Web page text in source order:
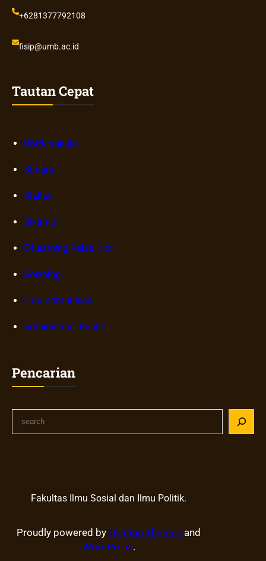
+6281377792108
fisip@umb.ac.id
Tautan Cepat
UMBengkulu
Simaru
Siakad
Sikamu
E-Learning Kelas Kito
Sosiologi
Ilmu Komunikasi
Administrasi Publik
Pencarian
Fakultas Ilmu Sosial dan Ilmu Politik.
Proudly powered by Ovation Themes and
WordPress.